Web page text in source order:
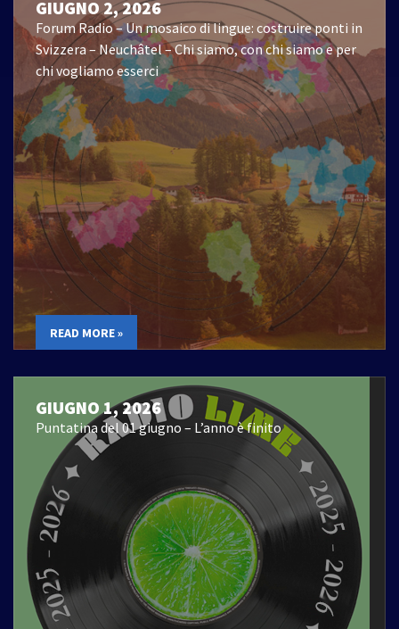
GIUGNO 2, 2026
Forum Radio – Un mosaico di lingue: costruire ponti in
Svizzera – Neuchâtel – Chi siamo, con chi siamo e per
chi vogliamo esserci
READ MORE »
GIUGNO 1, 2026
Puntatina del 01 giugno – L’anno è finito